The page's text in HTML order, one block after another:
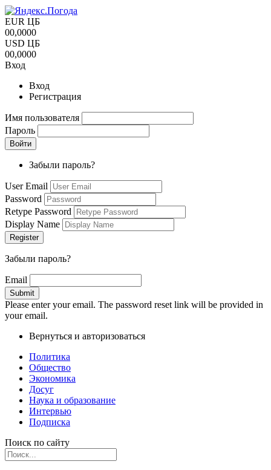
EUR ЦБ
00,0000
USD ЦБ
00,0000
Вход
Вход
Регистрация
Имя пользователя
Пароль
Забыли пароль?
User Email
Password
Retype Password
Display Name
Забыли пароль?
Email
Please enter your email. The password reset link will be provided in
your email.
Вернуться и авторизоваться
Политика
Общество
Экономика
Досуг
Наука и образование
Интервью
Подписка
Поиск по сайту